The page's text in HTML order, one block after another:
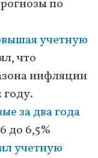
по
учетную
что
инфляции
году.
за два года
до 6,5%
учетную